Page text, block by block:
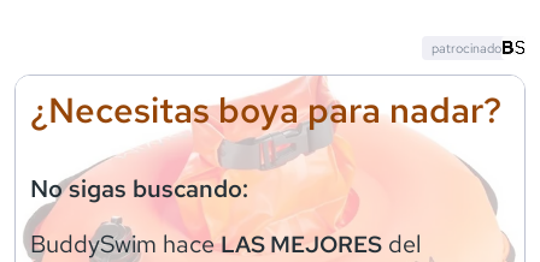
¿Necesitas boya para nadar?
No sigas buscando:
BuddySwim haceLAS MEJORES del
patrocinado